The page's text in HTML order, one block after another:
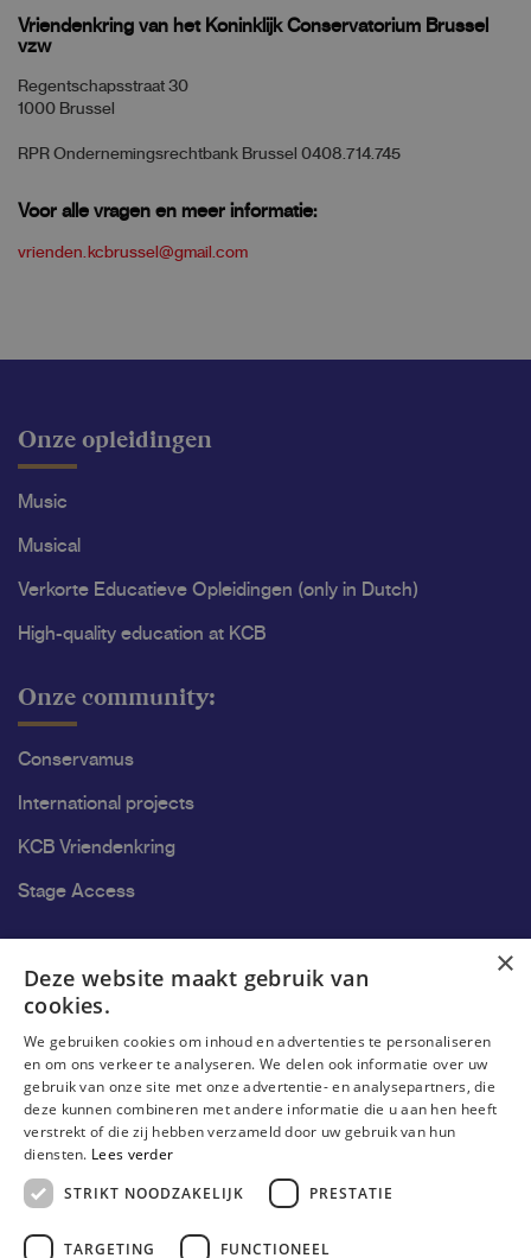
Vriendenkring van het Koninklijk Conservatorium Brussel
vzw
Regentschapsstraat 30
1000 Brussel
RPR Ondernemingsrechtbank Brussel 0408.714.745
Voor alle vragen en meer informatie:
vrienden.kcbrussel@gmail.com
Onze opleidingen
Music
Musical
Verkorte Educatieve Opleidingen (only in Dutch)
High-quality education at KCB
Onze community:
Conservamus
International projects
KCB Vriendenkring
Stage Access
Research
Research groups
Researchers
Become researcher
×
Deze website maakt gebruik van
cookies.
We gebruiken cookies om inhoud en advertenties te personaliseren
en om ons verkeer te analyseren. We delen ook informatie over uw
gebruik van onze site met onze advertentie- en analysepartners, die
deze kunnen combineren met andere informatie die u aan hen heeft
verstrekt of die zij hebben verzameld door uw gebruik van hun
diensten. Lees verder
STRIKT NOODZAKELIJK
PRESTATIE
TARGETING FUNCTIONEEL